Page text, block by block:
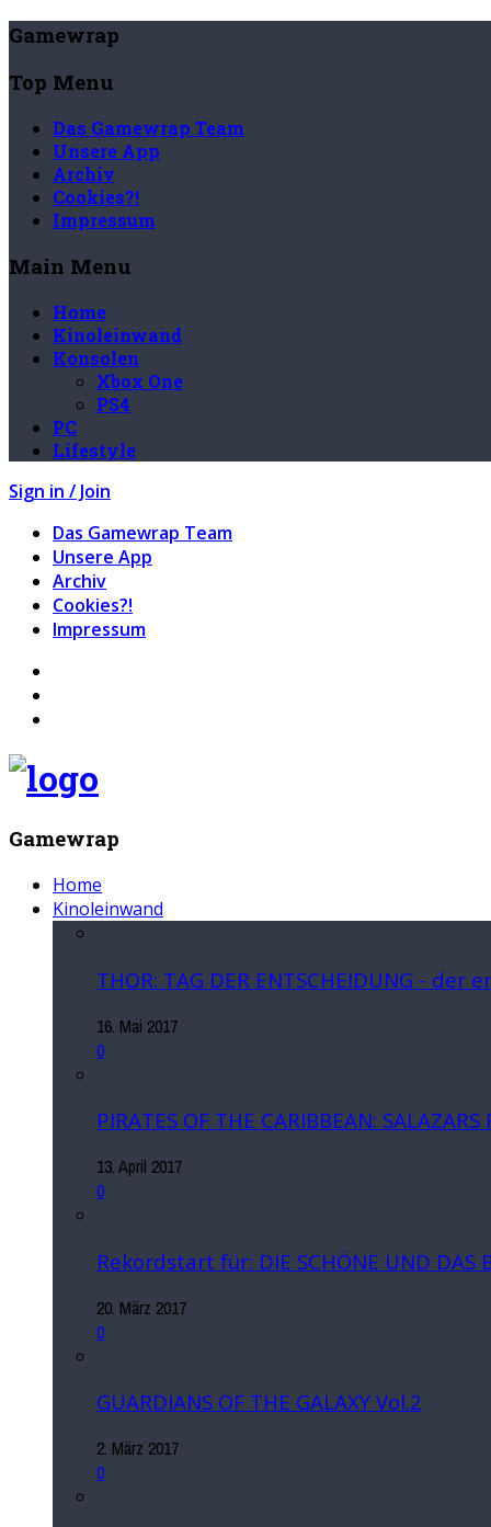
Gamewrap
Top Menu
Das Gamewrap Team
Unsere App
Archiv
Cookies?!
Impressum
Main Menu
Home
Kinoleinwand
Konsolen
Xbox One
PS4
PC
Lifestyle
Sign in / Join
Das Gamewrap Team
Unsere App
Archiv
Cookies?!
Impressum
Gamewrap
Home
Kinoleinwand
THOR: TAG DER ENTSCHEIDUNG -
16. Mai 2017
0
PIRATES OF THE CARIBBEAN: SALAZARS
13. April 2017
0
Rekordstart für: DIE SCHÖNE UND DAS
20. März 2017
0
GUARDIANS OF THE GALAXY Vol.2
2. März 2017
0